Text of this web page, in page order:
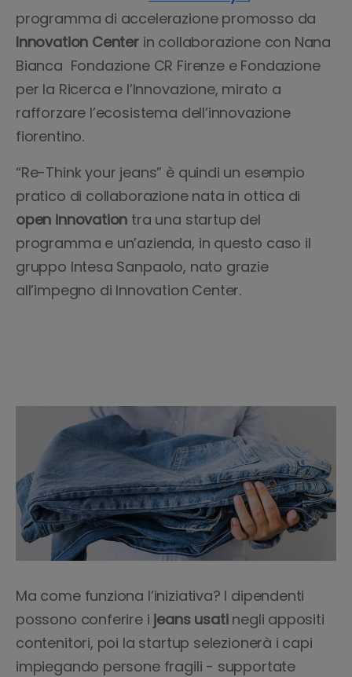
programma di accelerazione promosso da
Innovation Centerin collaborazione con Nana
Bianca Fondazione CR Firenze e Fondazione
per la Ricerca e l’Innovazione, mirato a
rafforzare l’ecosistema dell’innovazione
fiorentino.
“Re-Think your jeans” è quindi un esempio
pratico di collaborazione nata in ottica di
open innovation tra una startup del
programma e un’azienda, in questo caso il
gruppo Intesa Sanpaolo, nato grazie
all’impegno di Innovation Center.
Ma come funziona l’iniziativa? I dipendenti
possono conferire i jeans usatinegli appositi
contenitori, poi la startup selezionerà i capi
impiegando persone fragili - supportate